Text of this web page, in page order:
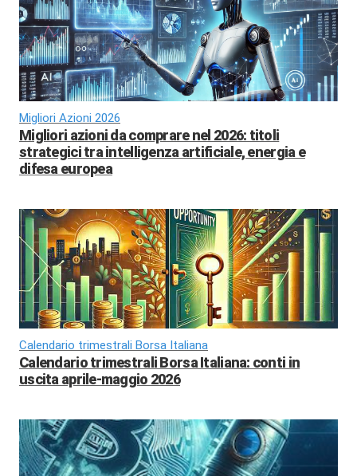
Migliori Azioni 2026
Migliori azioni da comprare nel 2026: titoli
strategici tra intelligenza artificiale, energia e
difesa europea
Calendario trimestrali Borsa Italiana
Calendario trimestrali Borsa Italiana: conti in
uscita aprile-maggio 2026